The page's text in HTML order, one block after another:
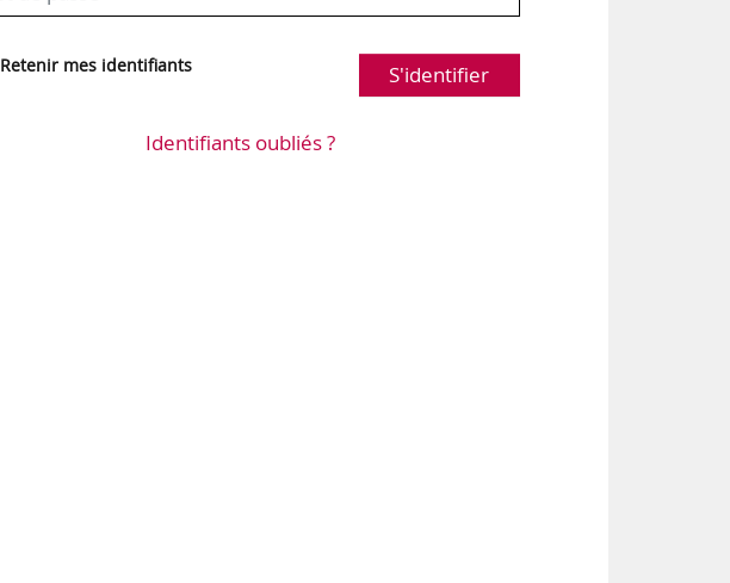
Retenir mes identifiants S'identifier
Identifiants oubliés ?